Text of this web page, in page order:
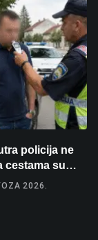
policija ne
cestama su
meti ovi
2026.